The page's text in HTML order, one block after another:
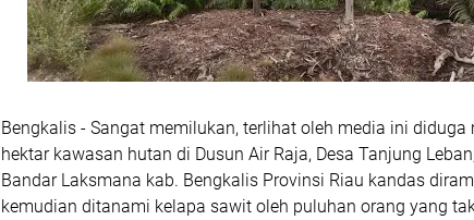
Bengkalis - Sangat memilukan, terlihat oleh media ini
hektar kawasan hutan di Dusun Air Raja, Desa Tanjung
Bandar Laksmana kab. Bengkalis Provinsi Riau kandas
kemudian ditanami kelapa sawit oleh puluhan orang yang